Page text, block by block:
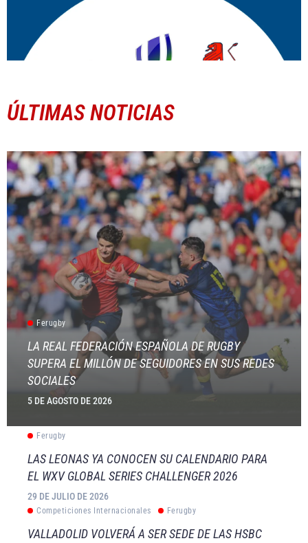
ÚLTIMAS NOTICIAS
Ferugby
LA REAL FEDERACIÓN ESPAÑOLA DE RUGBY
SUPERA EL MILLÓN DE SEGUIDORES EN SUS REDES
SOCIALES
5 DE AGOSTO DE 2026
Ferugby
LAS LEONAS YA CONOCEN SU CALENDARIO PARA
EL WXV GLOBAL SERIES CHALLENGER 2026
29 DE JULIO DE 2026
Competiciones Internacionales Ferugby
VALLADOLID VOLVERÁ A SER SEDE DE LAS HSBC